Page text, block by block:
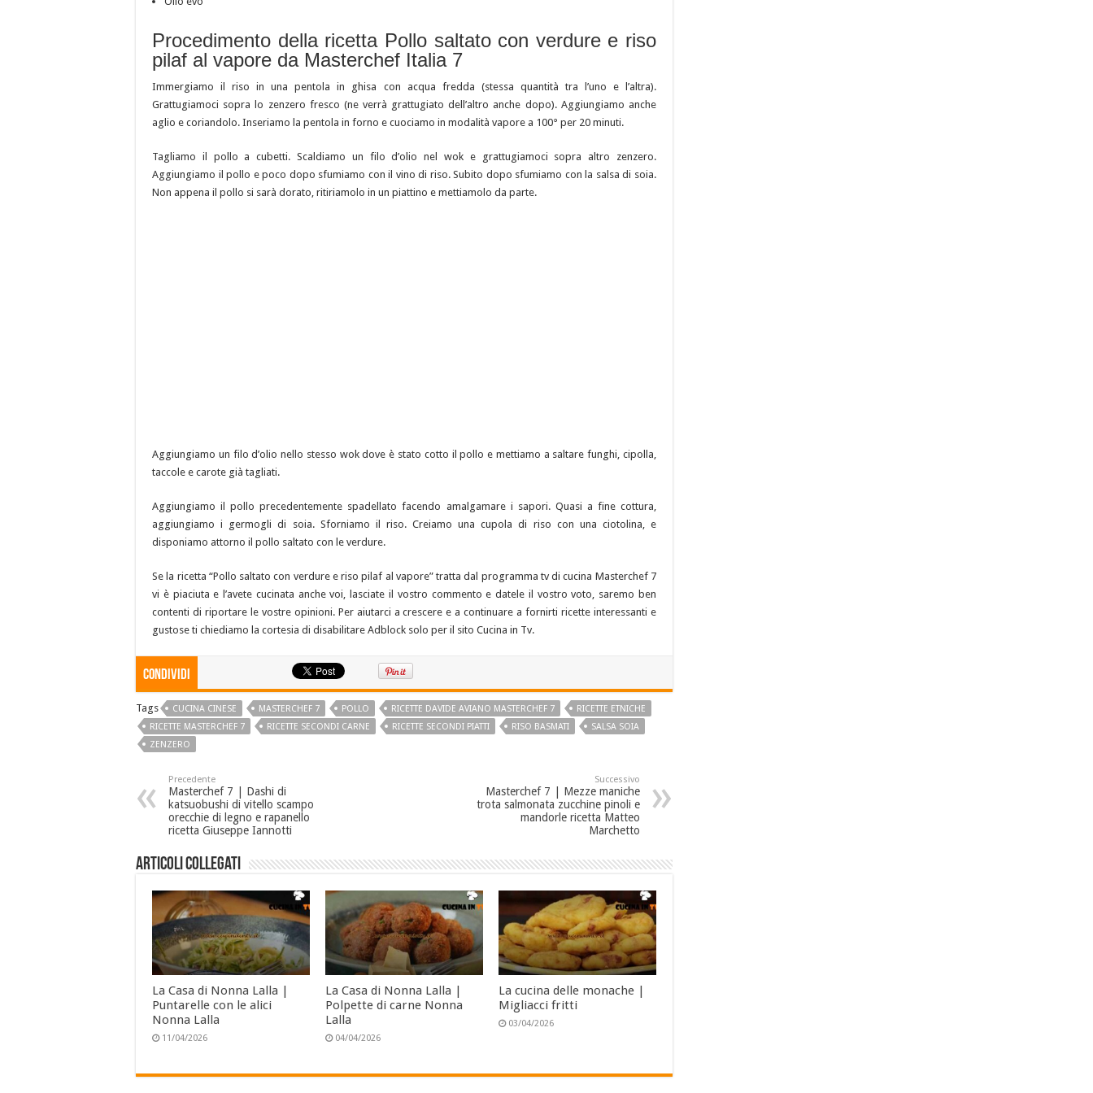
Procedimento della ricetta Pollo saltato con verdure e riso
pilaf al vapore da Masterchef Italia 7
Immergiamo il riso in una pentola in ghisa con acqua fredda (stessa quantità tra l’uno e l’altra).
Grattugiamoci sopra lo zenzero fresco (ne verrà grattugiato dell’altro anche dopo). Aggiungiamo anche
aglio e coriandolo. Inseriamo la pentola in forno e cuociamo in modalità vapore a 100° per 20 minuti.
Tagliamo il pollo a cubetti. Scaldiamo un filo d’olio nel wok e grattugiamoci sopra altro zenzero.
Aggiungiamo il pollo e poco dopo sfumiamo con il vino di riso. Subito dopo sfumiamo con la salsa di soia.
Non appena il pollo si sarà dorato, ritiriamolo in un piattino e mettiamolo da parte.
Aggiungiamo un filo d’olio nello stesso wok dove è stato cotto il pollo e mettiamo a saltare funghi, cipolla,
taccole e carote già tagliati.
Aggiungiamo il pollo precedentemente spadellato facendo amalgamare i sapori. Quasi a fine cottura,
aggiungiamo i germogli di soia. Sforniamo il riso. Creiamo una cupola di riso con una ciotolina, e
disponiamo attorno il pollo saltato con le verdure.
Se la ricetta “Pollo saltato con verdure e riso pilaf al vapore” tratta dal programma tv di cucina Masterchef 7
vi è piaciuta e l’avete cucinata anche voi, lasciate il vostro commento e datele il vostro voto, saremo ben
contenti di riportare le vostre opinioni. Per aiutarci a crescere e a continuare a fornirti ricette interessanti e
gustose ti chiediamo la cortesia di disabilitare Adblock solo per il sito Cucina in Tv.
Condividi
Tags CUCINA CINESE MASTERCHEF 7 POLLO RICETTE DAVIDE AVIANO MASTERCHEF 7
RICETTE ETNICHE
RICETTE MASTERCHEF 7
RICETTE SECONDI CARNE RICETTE SECONDI PIATTI RISO BASMATI
SALSA SOIA
ZENZERO
Precedente
Masterchef 7 | Dashi di
katsuobushi di vitello scampo
orecchie di legno e rapanello
ricetta Giuseppe Iannotti
Successivo
Masterchef 7 | Mezze maniche
trota salmonata zucchine pinoli e
mandorle ricetta Matteo
Marchetto
Articoli collegati
La Casa di Nonna Lalla |
Puntarelle con le alici
Nonna Lalla
11/04/2026
La Casa di Nonna Lalla |
Polpette di carne Nonna
Lalla
04/04/2026
La cucina delle monache |
Migliacci fritti
03/04/2026